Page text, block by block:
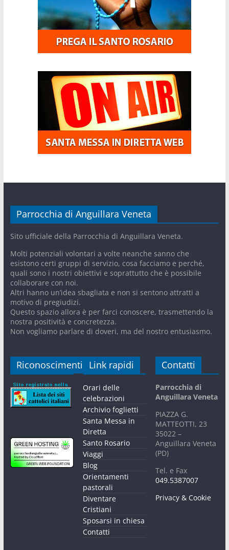
Parrocchia di Anguillara Veneta
Sito ufficiale della Parrocchia di Anguillara Veneta.
Molti potenziali volontari a volte neanche sanno che
esistono certi gruppi di servizio, cosa facciamo e perché,
quali sono i nostri obiettivi e soprattutto che è possibile
collaborare con noi.
Altri hanno un’idea sbagliata e non si sentono attratti a
motivo di pregiudizi.
Questo spazio allora è per farci conoscere, trasmettendo la
nostra positività e concretezza.
Non vogliamo parlare di doveri, ma del nostro entusiasmo.
Riconoscimenti Link rapidi
Orari delle
celebrazioni
Archivio foglietti
Santa Messa in
Diretta
Santo Rosario
Viaggi
Blog
Orientamenti
pastorali
Diventare
Cristiani
Sposarsi in chiesa
Contatti
Contatti
Parrocchia di
Anguillara Veneta
PIAZZA G.
MATTEOTTI, 23
35022 –
Anguillara Veneta
(PD)
Tel. e Fax
049.5387007
Privacy & Cookie